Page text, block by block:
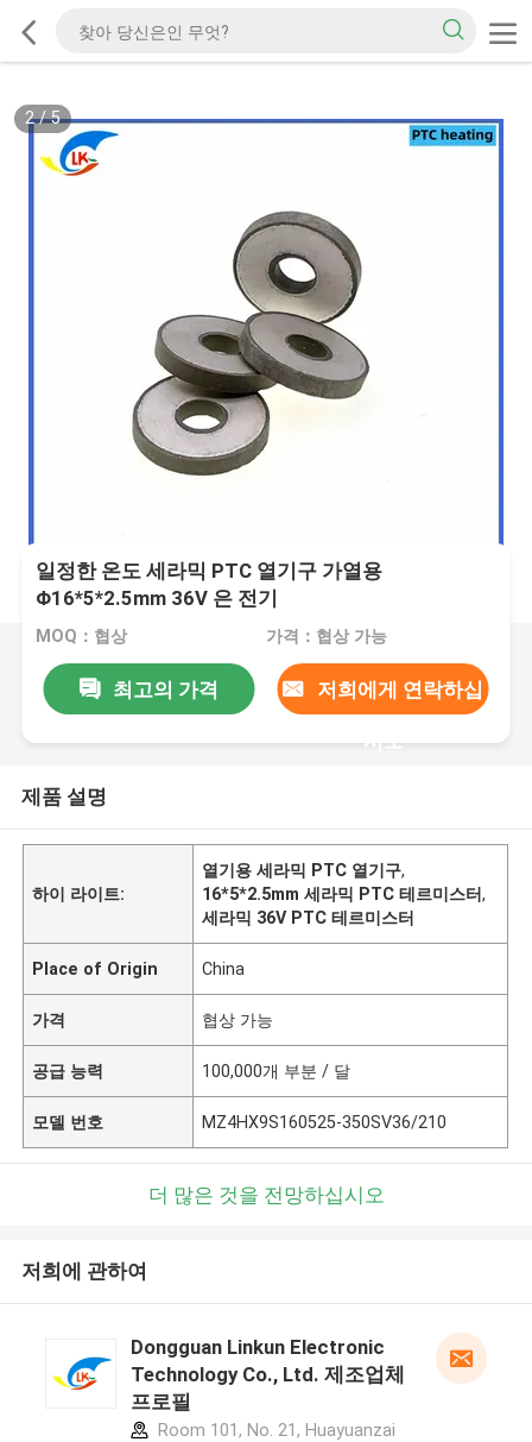
2/5
일정한 온도 세라믹 PTC 열기구 가열용
Φ16*5*2.5mm 36V 은 전기
MOQ：협상 가격：협상 가능
최고의 가격 저희에게 연락하십
시오
제품 설명
하이 라이트:
열기용 세라믹 PTC 열기구,
16*5*2.5mm 세라믹 PTC 테르미스터,
세라믹 36V PTC 테르미스터
Place of Origin China
가격 협상 가능
공급 능력 100,000개 부분 / 달
모델 번호 MZ4HX9S160525-350SV36/210
더 많은 것을 전망하십시오
저희에 관하여
Dongguan Linkun Electronic
Technology Co., Ltd. 제조업체
프로필
Room 101, No. 21, Huayuanzai